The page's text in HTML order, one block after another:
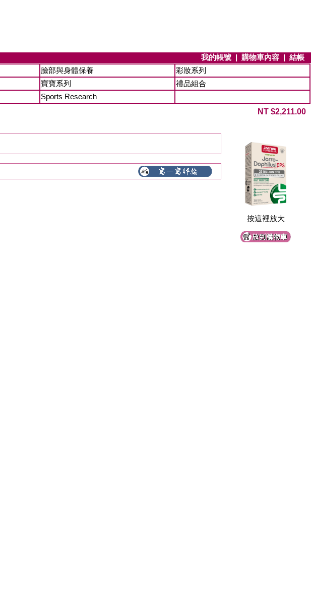
我的帳號 | 購物車內容 | 結帳
臉部與身體保養
彩妝系列
寶寶系列
禮品組合
Sports Research
NT $2,211.00
按這裡放大